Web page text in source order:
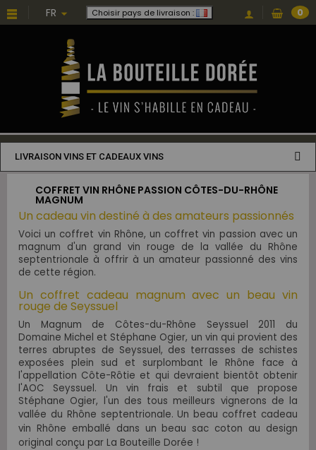
FR Choisir pays de livraison : 0
LIVRAISON VINS ET CADEAUX VINS
COFFRET VIN RHÔNE PASSION CÔTES-DU-RHÔNE
MAGNUM
Un cadeau vin destiné à des amateurs passionnés
Voici un coffret vin Rhône, un coffret vin passion avec un
magnum d'un grand vin rouge de la vallée du Rhône
septentrionale à offrir à un amateur passionné des vins
de cette région.
Un coffret cadeau magnum avec un beau vin
rouge de Seyssuel
Un Magnum de Côtes-du-Rhône Seyssuel 2011 du
Domaine Michel et Stéphane Ogier, un vin qui provient des
terres abruptes de Seyssuel, des terrasses de schistes
exposées plein sud et surplombant le Rhône face à
l'appellation Côte-Rôtie et qui devraient bientôt obtenir
l'AOC Seyssuel. Un vin frais et subtil que propose
Stéphane Ogier, l'un des tous meilleurs vignerons de la
vallée du Rhône septentrionale. Un beau coffret cadeau
vin Rhône emballé dans un beau sac coton au design
original conçu par La Bouteille Dorée !